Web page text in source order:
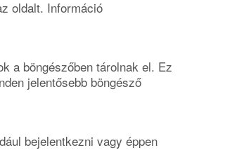
oldalt. Információ
a böngészőben tárolnak el. Ez
jelentősebb böngésző
bejelentkezni vagy éppen